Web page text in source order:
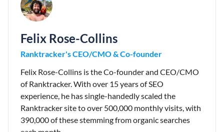
Felix Rose-Collins
Ranktracker's CEO/CMO & Co-founder
Felix Rose-Collins is the Co-founder and CEO/CMO
of Ranktracker. With over 15 years of SEO
experience, he has single-handedly scaled the
Ranktracker site to over 500,000 monthly visits, with
390,000 of these stemming from organic searches